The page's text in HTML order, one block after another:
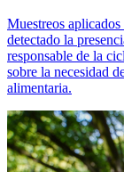
Muestreos
detectado la
responsable de la
sobre la necesidad
alimentaria.